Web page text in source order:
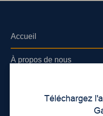
Téléchargez
Accueil
À propos de nous